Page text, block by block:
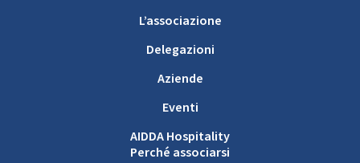
L’associazione
Delegazioni
Aziende
Eventi
AIDDA Hospitality
Perché associarsi